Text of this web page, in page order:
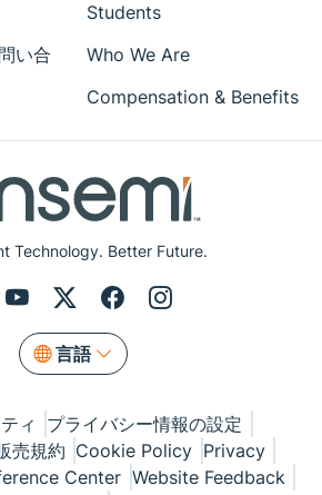
Technology. Better Future.
言語
い合
Students
Who We Are
Compensation & Benefits
ィ
プライバシー情報の設定
売規約 Cookie Policy Privacy
Center Website Feedback